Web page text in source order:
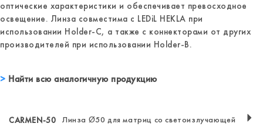
оптические характеристики и обеспечивает превосходное
освещение. Линза совместима с LEDiL HEKLA при
использовании Holder-C, а также с коннекторами от других
производителей при использовании Holder-B.
Найти всю аналогичную продукцию
CARMEN-50
Линза Ø50 для матриц со светоизлучающей